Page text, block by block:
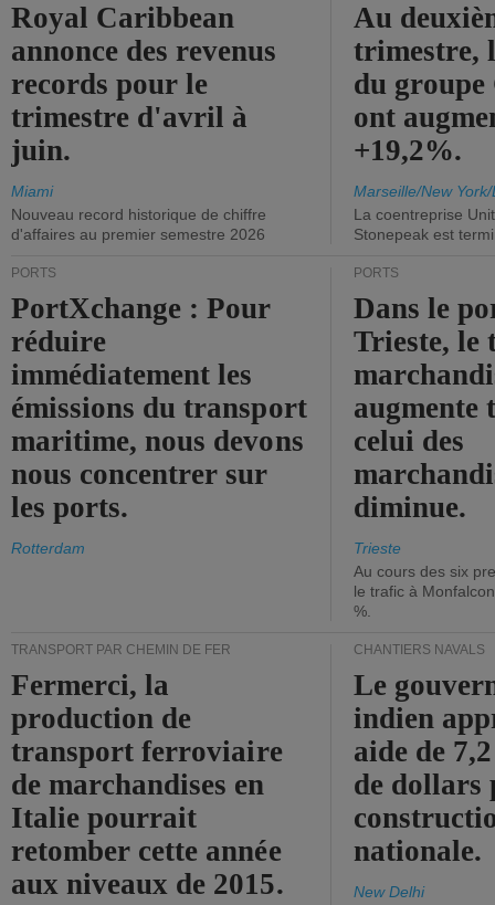
Royal Caribbean
annonce des revenus
records pour le
trimestre d'avril à
juin.
Miami
Nouveau record historique de chiffre
d'affaires au premier semestre 2026
Au
trimestre,
du
ont
+19,2%.
Marseille/New
La coentreprise
Stonepeak est
PORTS
PortXchange : Pour
réduire
immédiatement les
émissions du transport
maritime, nous devons
nous concentrer sur
les ports.
Rotterdam
PORTS
Dans le
Trieste, le
augmente
celui des
diminue.
Trieste
Au cours des six
le trafic à
%.
TRANSPORT PAR CHEMIN DE FER
Fermerci, la
production de
transport ferroviaire
de marchandises en
Italie pourrait
retomber cette année
aux niveaux de 2015.
CHANTIERS NAVALS
Le
indien
aide de
de dollars
nationale.
New Delhi